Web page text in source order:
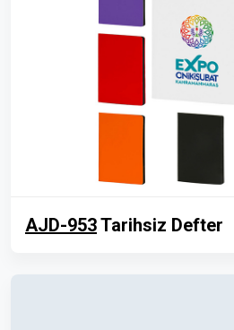
AJD-953Tarihsiz Defter